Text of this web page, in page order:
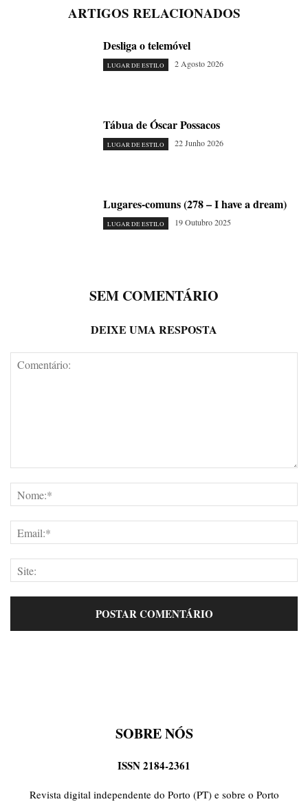
ARTIGOS RELACIONADOS
Desliga o telemóvel
LUGAR DE ESTILO 2 Agosto 2026
Tábua de Óscar Possacos
LUGAR DE ESTILO 22 Junho 2026
Lugares-comuns (278 – I have a dream)
LUGAR DE ESTILO 19 Outubro 2025
SEM COMENTÁRIO
DEIXE UMA RESPOSTA
SOBRE NÓS
ISSN 2184-2361
Revista digital independente do Porto (PT) e sobre o Porto